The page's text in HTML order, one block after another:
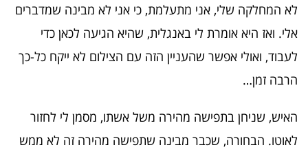
לא המחלקה שלי, אני מתעלמת, כי אני לא מבינה שמדברים
אלי. ואז היא אומרת לי באנגלית, שהיא הגיעה לכאן כדי
לעבוד, ואולי אפשר שהעניין הזה עם הצילום לא ייקח כל-כך
הרבה זמן…
האיש, שניחן בתפישה מהירה משל אשתו, מסמן לי לחזור
לאוטו. הבחורה, שכבר מבינה שתפישה מהירה זה לא ממש